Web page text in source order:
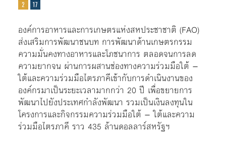
องค์การอาหารและการเกษตรแห่งสหประชาชาติ (FAO)
ส่งเสริมการพัฒนาชนบท การพัฒนาด้านเกษตรกรรม
ความมั่นคงทางอาหารและโภชนาการ ตลอดจนการลด
ความยากจน ผ่านการผสานช่องทางความร่วมมือใต้ –
ใต้และความร่วมมือไตรภาคีเข้ากับการดำเนินงานของ
องค์กรมาเป็นระยะเวลามากกว่า 20 ปี เพื่อขยายการ
พัฒนาไปยังประเทศกำลังพัฒนา รวมเป็นเงินลงทุนใน
โครงการและกิจกรรมความร่วมมือใต้ – ใต้และความ
ร่วมมือไตรภาคี ราว 435 ล้านดอลลาร์สหรัฐฯ